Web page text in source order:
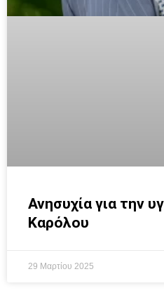
Ανησυχία για την
Καρόλου
29 Μαρτίου 2025